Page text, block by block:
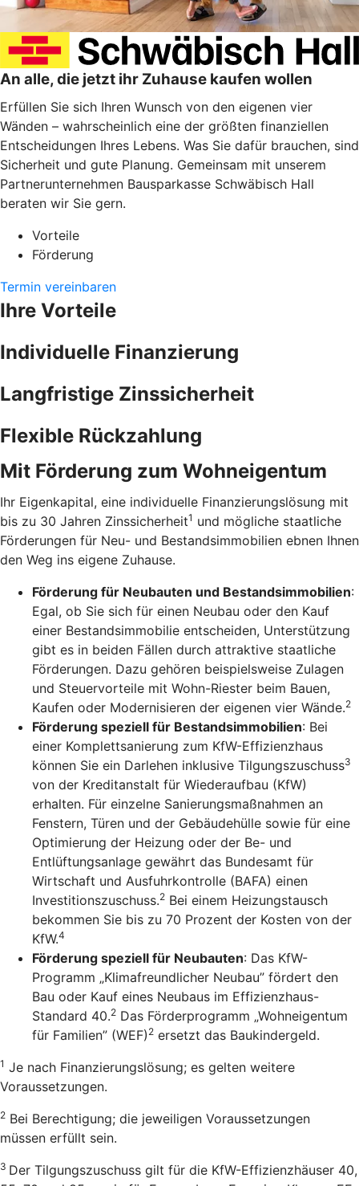
An alle, die jetzt ihr Zuhause kaufen wollen
Erfüllen Sie sich Ihren Wunsch von den eigenen vier
Wänden – wahrscheinlich eine der größten finanziellen
Entscheidungen Ihres Lebens. Was Sie dafür brauchen, sind
Sicherheit und gute Planung. Gemeinsam mit unserem
Partnerunternehmen Bausparkasse Schwäbisch Hall
beraten wir Sie gern.
Vorteile
Förderung
Termin vereinbaren
Ihre Vorteile
Individuelle Finanzierung
Langfristige Zinssicherheit
Flexible Rückzahlung
Mit Förderung zum Wohneigentum
Ihr Eigenkapital, eine individuelle Finanzierungslösung mit
bis zu 30 Jahren Zinssicherheit1 und mögliche staatliche
Förderungen für Neu- und Bestandsimmobilien ebnen Ihnen
den Weg ins eigene Zuhause.
Förderung für Neubauten und Bestandsimmobilien:
Egal, ob Sie sich für einen Neubau oder den Kauf
einer Bestandsimmobilie entscheiden, Unterstützung
gibt es in beiden Fällen durch attraktive staatliche
Förderungen. Dazu gehören beispielsweise Zulagen
und Steuervorteile mit Wohn-Riester beim Bauen,
Kaufen oder Modernisieren der eigenen vier Wände.2
Förderung speziell für Bestandsimmobilien: Bei
einer Komplettsanierung zum KfW-Effizienzhaus
können Sie ein Darlehen inklusive Tilgungszuschuss3
von der Kreditanstalt für Wiederaufbau (KfW)
erhalten. Für einzelne Sanierungsmaßnahmen an
Fenstern, Türen und der Gebäudehülle sowie für eine
Optimierung der Heizung oder der Be- und
Entlüftungsanlage gewährt das Bundesamt für
Wirtschaft und Ausfuhrkontrolle (BAFA) einen
Investitionszuschuss.2 Bei einem Heizungstausch
bekommen Sie bis zu 70 Prozent der Kosten von der
KfW.4
Förderung speziell für Neubauten: Das KfW-
Programm „Klimafreundlicher Neubau” fördert den
Bau oder Kauf eines Neubaus im Effizienzhaus-
Standard 40.2 Das Förderprogramm „Wohneigentum
für Familien” (WEF) 2 ersetzt das Baukindergeld.
1 Je nach Finanzierungslösung; es gelten weitere
Voraussetzungen.
2 Bei Berechtigung; die jeweiligen Voraussetzungen
müssen erfüllt sein.
3 Der Tilgungszuschuss gilt für die KfW-Effizienzhäuser 40,